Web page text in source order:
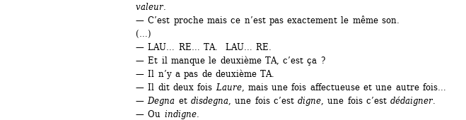
valeur
— C’est proche mais ce n’est pas exactement le même son.
(…)
— LAU… RE… TA. LAU… RE.
— Et il manque le deuxième TA, c’est ça ?
— Il n’y a pas de deuxième TA.
— Il dit deux fois Laure, mais une fois affectueuse et une autre fois…
— Degna et disdegna, une fois c’est digne , une fois c’est dédaigner
— Ou indigne.